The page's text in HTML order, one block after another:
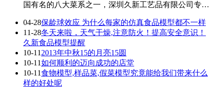
国有名的八大菜系之一，深圳久新工艺品有限公司专业
04-28保龄球效应 为什么每家的仿真食品模型都不一样
11-28冬天来啦，天气干燥,注意防火！提高安全意识！
久新食品模型提醒
10-112013年中秋15的月亮15圆
10-11如何顺利的迈向成功的店堂
10-11食物模型,样品菜,假菜模型究竟能给我们带来什么
样的好处呢